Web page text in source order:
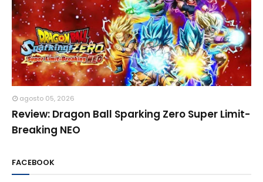
agosto 05, 2026
Review: Dragon Ball Sparking Zero Super Limit-
Breaking NEO
FACEBOOK